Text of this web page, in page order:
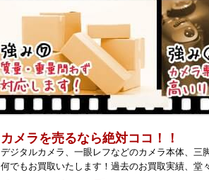
カメラを売るなら絶対ココ！！
デジタルカメラ、一眼レフなどのカメラ本体、三
何でもお買取いたします！過去のお買取実績、堂